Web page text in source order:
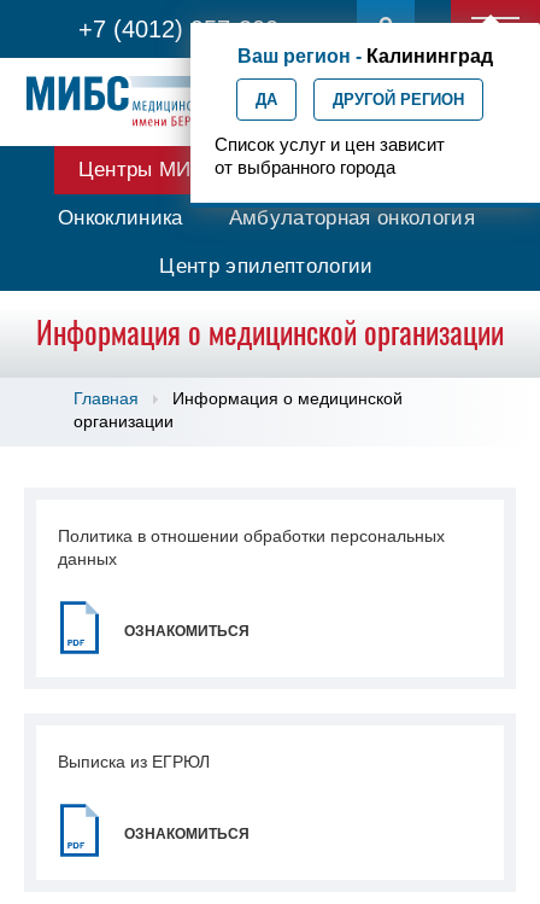
+7 (4012) 957-300
Ваш регион - Калининград
ДА ДРУГОЙ РЕГИОН
Список услуг и цен зависит
от выбранного города
Центры МИБС Протонная терапия
Онкоклиника Амбулаторная онкология
Центр эпилептологии
Информация о медицинской организации
Главная
Информация о медицинской
организации
Политика в отношении обработки персональных
данных
ОЗНАКОМИТЬСЯ
Выписка из ЕГРЮЛ
ОЗНАКОМИТЬСЯ